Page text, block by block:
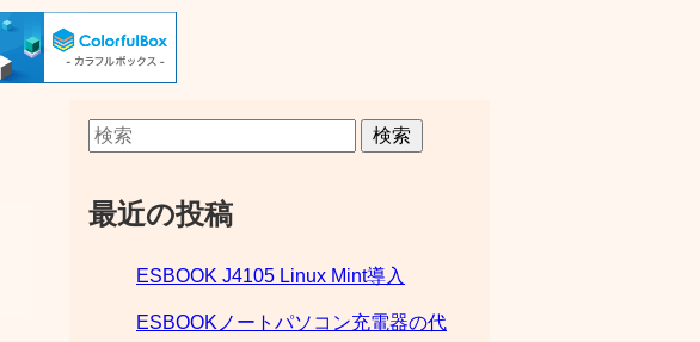
検索
最近の投稿
ESBOOK J4105 Linux Mint導入
ESBOOKノートパソコン充電器の代